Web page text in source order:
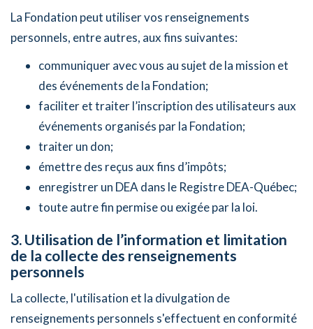
La Fondation peut utiliser vos renseignements
personnels, entre autres, aux fins suivantes:
communiquer avec vous au sujet de la mission et
des événements de la Fondation;
faciliter et traiter l’inscription des utilisateurs aux
événements organisés par la Fondation;
traiter un don;
émettre des reçus aux fins d’impôts;
enregistrer un DEA dans le Registre DEA-Québec;
toute autre fin permise ou exigée par la loi.
3. Utilisation de l’information et limitation
de la collecte des renseignements
personnels
La collecte, l'utilisation et la divulgation de
renseignements personnels s'effectuent en conformité